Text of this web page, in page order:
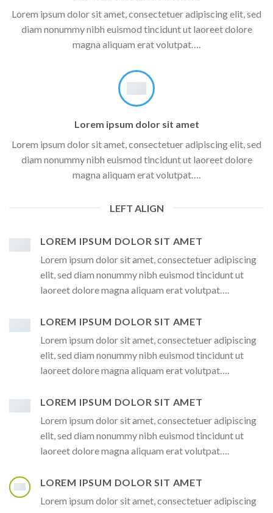
Lorem ipsum dolor sit amet, consectetuer adipiscing elit, sed
diam nonummy nibh euismod tincidunt ut laoreet dolore
magna aliquam erat volutpat….
Lorem ipsum dolor sit amet
Lorem ipsum dolor sit amet, consectetuer adipiscing elit, sed
diam nonummy nibh euismod tincidunt ut laoreet dolore
magna aliquam erat volutpat….
LEFT ALIGN
LOREM IPSUM DOLOR SIT AMET
Lorem ipsum dolor sit amet, consectetuer adipiscing
elit, sed diam nonummy nibh euismod tincidunt ut
laoreet dolore magna aliquam erat volutpat….
LOREM IPSUM DOLOR SIT AMET
Lorem ipsum dolor sit amet, consectetuer adipiscing
elit, sed diam nonummy nibh euismod tincidunt ut
laoreet dolore magna aliquam erat volutpat….
LOREM IPSUM DOLOR SIT AMET
Lorem ipsum dolor sit amet, consectetuer adipiscing
elit, sed diam nonummy nibh euismod tincidunt ut
laoreet dolore magna aliquam erat volutpat….
LOREM IPSUM DOLOR SIT AMET
Lorem ipsum dolor sit amet, consectetuer adipiscing